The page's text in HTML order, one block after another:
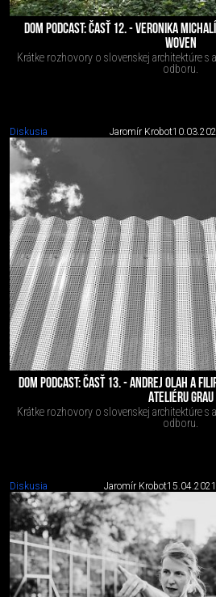
DOM PODCAST: ČASŤ 12. - VERONIKA
WOVEN
Krátke rozhovory o slovenskej architektúre
odboru.
Diskusia Jaromír Krobot
DOM PODCAST: ČASŤ 13. - ANDREJ OLAH A
ATELIÉRU GRAU
Krátke rozhovory o slovenskej architektúre
odboru.
Diskusia Jaromír Krobot15.04.2021